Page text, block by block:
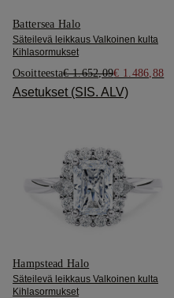
Battersea Halo
Säteilevä leikkaus Valkoinen kulta
Kihlasormukset
Osoitteesta€ 1.652,09€ 1.486,88
Asetukset (SIS. ALV)
Hampstead Halo
Säteilevä leikkaus Valkoinen kulta
Kihlasormukset